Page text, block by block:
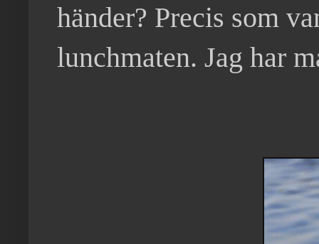
händer? Precis som
lunchmaten. Jag har